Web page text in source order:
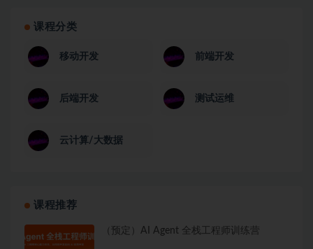
课程分类
移动开发 前端开发
后端开发 测试运维
云计算/大数据
课程推荐
（预定）AI Agent 全栈工程师训练营